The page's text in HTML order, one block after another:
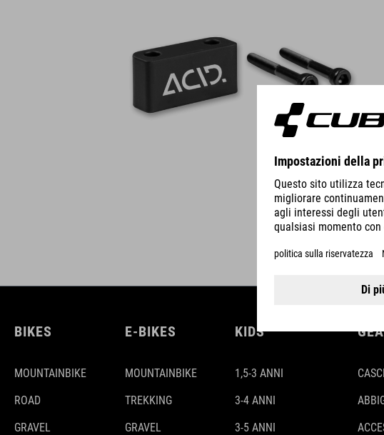
BIKES
MOUNTAINBIKE
ROAD
GRAVEL
E-BIKES
MOUNTAINBIKE
TREKKING
GRAVEL
KIDS
1,5-3 ANNI
3-4 ANNI
3-5 ANNI